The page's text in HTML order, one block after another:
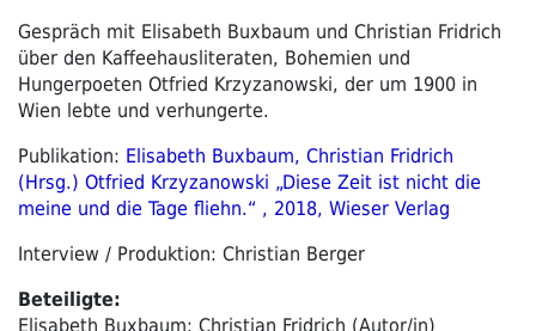
Gespräch mit Elisabeth Buxbaum und Christian Fridrich
über den Kaffeehausliteraten, Bohemien und
Hungerpoeten Otfried Krzyzanowski, der um 1900 in
Wien lebte und verhungerte.
Publikation: Elisabeth Buxbaum, Christian Fridrich
(Hrsg.) Otfried Krzyzanowski „Diese Zeit ist nicht die
meine und die Tage fliehn.“ , 2018, Wieser Verlag
Interview / Produktion: Christian Berger
Beteiligte:
Elisabeth Buxbaum; Christian Fridrich (Autor/in)